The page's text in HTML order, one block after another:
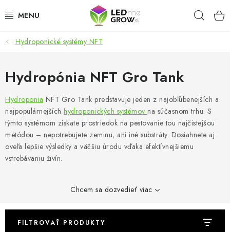
na
AKCIE
LED OSVETLENIE PRE RASTLINY
PESTOVATEĽSKÉ POTREBY
PRE AKVÁRIA
MICROGREENS
Obchodné podmienky
Predávané značky
Hydroponické systémy NFT
Hydropónia NFT Gro Tank
Hydroponia NFT Gro Tank predstavuje jeden z najobľúbenejších a
najpopulárnejších hydroponických systémov na súčasnom trhu. S
týmto systémom získate prostriedok na pestovanie tou najčistejšou
metódou – nepotrebujete zeminu, ani iné substráty. Dosiahnete aj
oveľa lepšie výsledky a väčšiu úrodu vďaka efektívnejšiemu
vstrebávaniu živín.
Chcem sa dozvedieť viac
FILTROVAŤ PRODUKTY